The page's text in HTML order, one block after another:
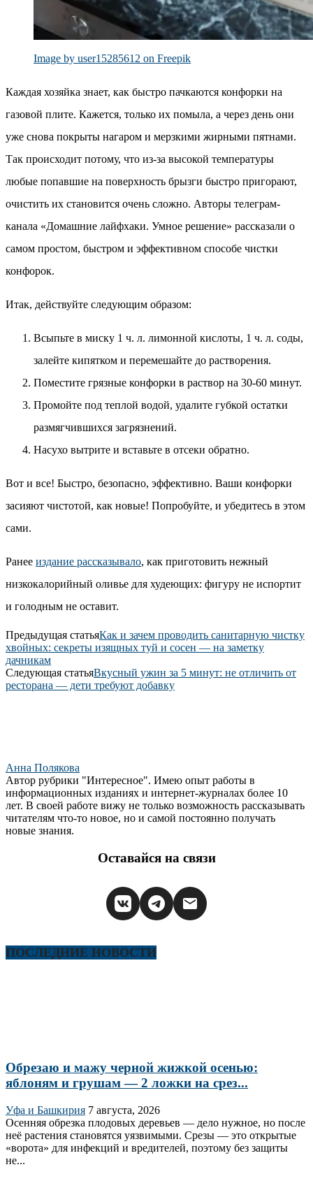
Image by user15285612 on Freepik
Каждая хозяйка знает, как быстро пачкаются конфорки на
газовой плите. Кажется, только их помыла, а через день они
уже снова покрыты нагаром и мерзкими жирными пятнами.
Так происходит потому, что из-за высокой температуры
любые попавшие на поверхность брызги быстро пригорают,
очистить их становится очень сложно. Авторы телеграм-
канала «Домашние лайфхаки. Умное решение» рассказали о
самом простом, быстром и эффективном способе чистки
конфорок.
Итак, действуйте следующим образом:
Всыпьте в миску 1 ч. л. лимонной кислоты, 1 ч. л. соды,
залейте кипятком и перемешайте до растворения.
Поместите грязные конфорки в раствор на 30-60 минут.
Промойте под теплой водой, удалите губкой остатки
размягчившихся загрязнений.
Насухо вытрите и вставьте в отсеки обратно.
Вот и все! Быстро, безопасно, эффективно. Ваши конфорки
засияют чистотой, как новые! Попробуйте, и убедитесь в этом
сами.
Ранее издание рассказывало, как приготовить нежный
низкокалорийный оливье для худеющих: фигуру не испортит
и голодным не оставит.
Предыдущая статьяКак и зачем проводить санитарную чистку
хвойных: секреты изящных туй и сосен — на заметку
дачникам
Следующая статьяВкусный ужин за 5 минут: не отличить от
ресторана — дети требуют добавку
Анна Полякова
Автор рубрики "Интересное". Имею опыт работы в
информационных изданиях и интернет-журналах более 10
лет. В своей работе вижу не только возможность рассказывать
читателям что-то новое, но и самой постоянно получать
новые знания.
Оставайся на связи
ПОСЛЕДНИЕ НОВОСТИ
Обрезаю и мажу черной жижкой осенью:
яблоням и грушам — 2 ложки на срез...
Уфа и Башкирия 7 августа, 2026
Осенняя обрезка плодовых деревьев — дело нужное, но после
неё растения становятся уязвимыми. Срезы — это открытые
«ворота» для инфекций и вредителей, поэтому без защиты
не...